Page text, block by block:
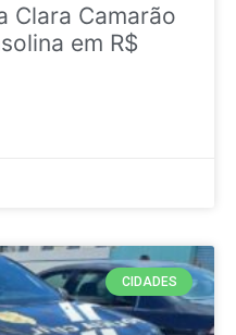
Clara Camarão
em R$
CIDADES